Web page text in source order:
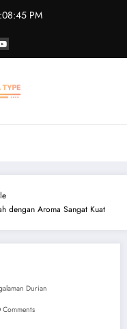
PM
dengan Aroma Sangat Kuat
Durian
Comments